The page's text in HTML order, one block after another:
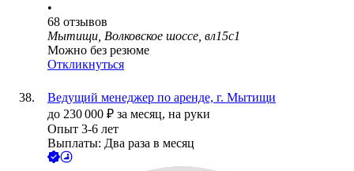
•
68 отзывов
Мытищи, Волковское шоссе, вл15с1
Можно без резюме
Откликнуться
Ведущий менеджер по аренде, г. Мытищи
до 230 000 ₽ за месяц, на руки
Опыт 3-6 лет
Выплаты: Два раза в месяц